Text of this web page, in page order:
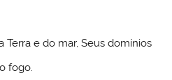
Terra e do mar, Seus domínios
fogo.